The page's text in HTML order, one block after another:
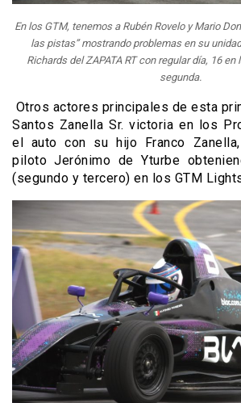
En los GTM, tenemos a Rubén Rovelo y Mario
las pistas” mostrando problemas en su
Richards del ZAPATA RT con regular día, 16 en
segunda.
Otros actores principales de esta
Santos Zanella Sr. victoria en los
el auto con su hijo Franco Zanella
piloto Jerónimo deYturbe
(segundo y tercero) en los GTM